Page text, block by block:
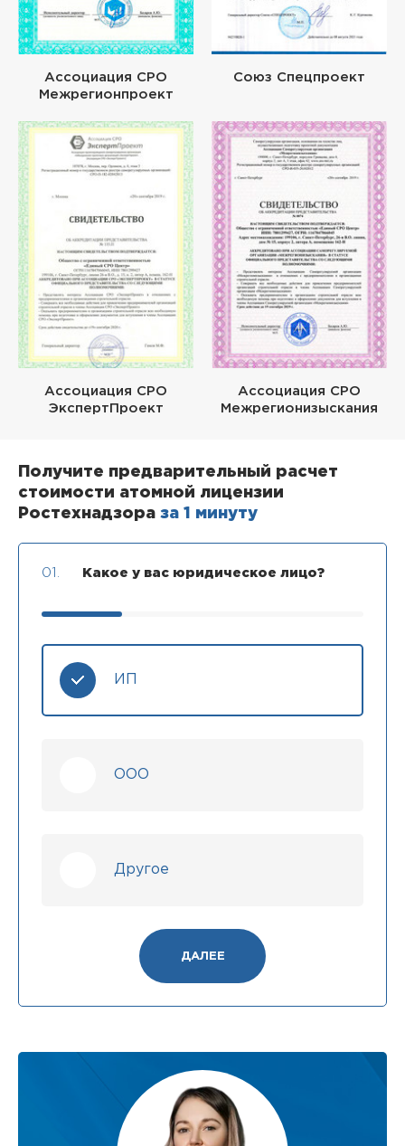
Ассоциация СРО
Межрегионпроект
Союз Спецпроект
Ассоциация СРО
ЭкспертПроект
Ассоциация СРО
Межрегионизыскания
Получите предварительный расчет
стоимости атомной лицензии
Ростехнадзора за 1 минуту
01. Какое у вас юридическое лицо?
ИП
ООО
Другое
ДАЛЕЕ